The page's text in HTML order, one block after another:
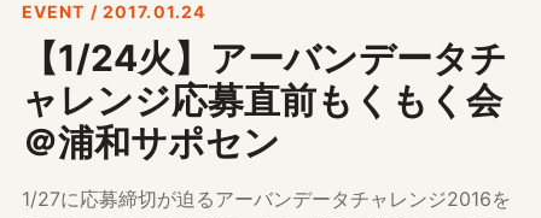
EVENT / 2017.01.24
【1/24火】アーバンデータチ
ャレンジ応募直前もくもく会
＠浦和サポセン
1/27に応募締切が迫るアーバンデータチャレンジ2016を